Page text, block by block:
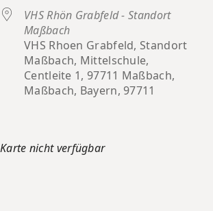
VHS Rhön Grabfeld - Standort
Maßbach
VHS Rhoen Grabfeld, Standort
Maßbach, Mittelschule,
Centleite 1, 97711 Maßbach,
Maßbach, Bayern, 97711
Karte nicht verfügbar